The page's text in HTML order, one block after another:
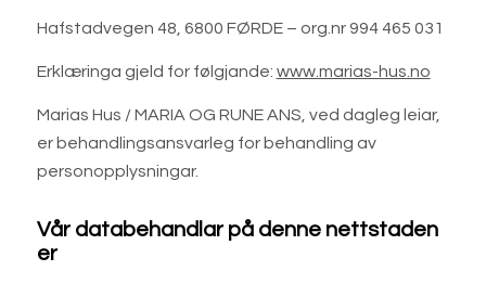
Hafstadvegen 48, 6800 FØRDE – org.nr 994 465 031
Erklæringa gjeld for følgjande: www.marias-hus.no
Marias Hus / MARIA OG RUNE ANS, ved dagleg leiar,
er behandlingsansvarleg for behandling av
personopplysningar.
Vår databehandlar på denne nettstaden
er